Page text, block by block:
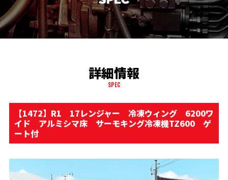
詳細情報
SPEC
【1472】R1 17レンジャー 冷凍ウィング 6200ワ
イド アルミシマ床 サーモキング冷凍機TZ600 ゲ
ート付